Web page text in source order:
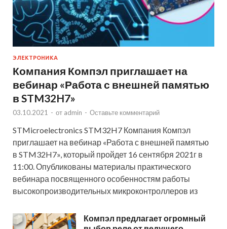
ЭЛЕКТРОНИКА
Компания Компэл приглашает на
вебинар «Работа с внешней памятью
в STM32H7»
03.10.2021 - от admin - Оставьте комментарий
STMicroelectronics STM32H7 Компания Компэл
приглашает на вебинар «Работа с внешней памятью
в STM32H7», который пройдет 16 сентября 2021г в
11:00. Опубликованы материалы практического
вебинара посвященного особенностям работы
высокопроизводительных микроконтроллеров из
Компэл предлагает огромный